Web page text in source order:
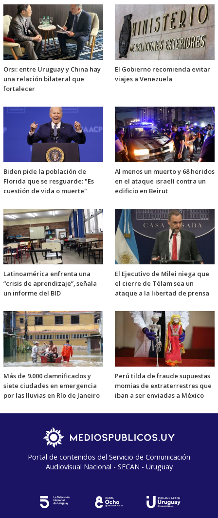
Orsi: entre Uruguay y China hay
una relación bilateral que
fortalecer
El Gobierno recomienda evitar
viajes a Venezuela
Biden pide la población de
Florida que se resguarde: "Es
cuestión de vida o muerte"
Al menos un muerto y 68 heridos
en el ataque israelí contra un
edificio en Beirut
Latinoamérica enfrenta una
“crisis de aprendizaje”, señala
un informe del BID
El Ejecutivo de Milei niega que
el cierre de Télam sea un
ataque a la libertad de prensa
Más de 9.000 damnificados y
siete ciudades en emergencia
por las lluvias en Río de Janeiro
Perú tilda de fraude supuestas
momias de extraterrestres que
iban a ser enviadas a México
Portal de contenidos del Servicio de Comunicación
Audiovisual Nacional - SECAN - Uruguay